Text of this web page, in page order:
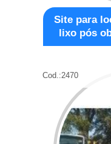
Site para
lixo pós
Cod.:2470